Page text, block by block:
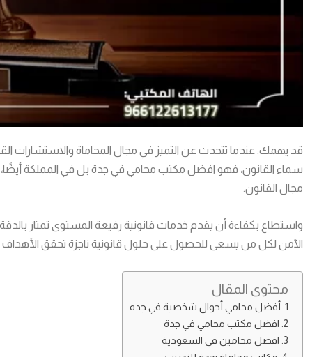
قد يهمك: عندما تتحدث عن التميز في مجال المحاماة والاستشارات
سماء القانون، فهو افضل مكتب محامي في جدة بل في المملكة أيضًا،
مجال القانون.
واستطاع بكفاءة أن يقدم خدمات قانونية رفيعة المستوى تمتاز بالدقة
الآمن لكل من يسعى للحصول على حلول قانونية ناجزة تحقق الأهداف
محتوى المقال
أفضل محامي أحوال شخصية في جده
افضل مكتب محامي في جدة
افضل محامين في السعودية